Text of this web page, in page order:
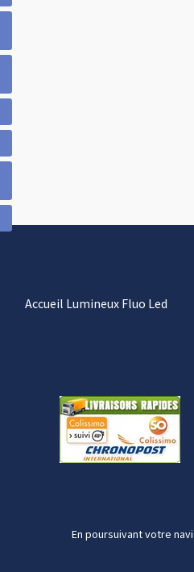
Accueil Lumineux Fluo Led
En poursuivant votre